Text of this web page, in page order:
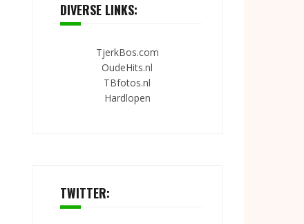
DIVERSE LINKS:
TjerkBos.com
OudeHits.nl
TBfotos.nl
Hardlopen
TWITTER: